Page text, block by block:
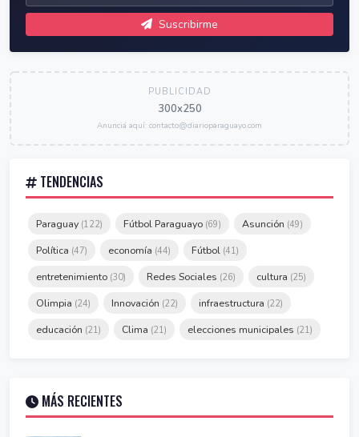
Suscribirme
PUBLICIDAD
300x250
Anunciá aquí: contacto@diarioparaguayo.com
TENDENCIAS
Paraguay (122) Fútbol Paraguayo (69) Asunción (49)
Política (47) economía (44) Fútbol (41)
entretenimiento (30) Redes Sociales (26) cultura (25)
Olimpia (24) Innovación (22) infraestructura (22)
educación (21) Clima (21) elecciones municipales (21)
MÁS RECIENTES